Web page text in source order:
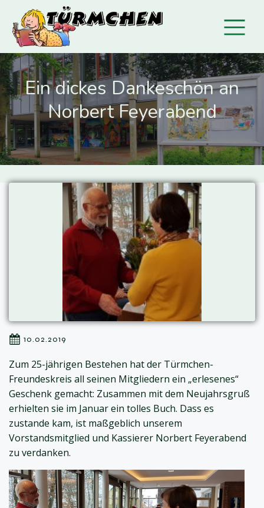
Ein dickes Dankeschön an
Norbert Feyerabend
10.02.2019
Zum 25-jährigen Bestehen hat der Türmchen-
Freundeskreis all seinen Mitgliedern ein „erlesenes“
Geschenk gemacht: Zusammen mit dem Neujahrsgruß
erhielten sie im Januar ein tolles Buch. Dass es
zustande kam, ist maßgeblich unserem
Vorstandsmitglied und Kassierer Norbert Feyerabend
zu verdanken.